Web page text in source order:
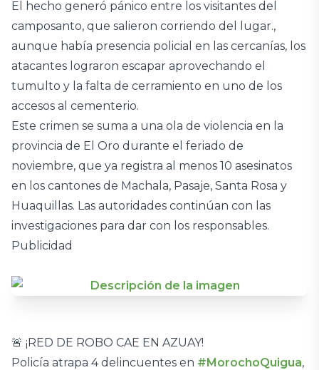
El hecho generó pánico entre los visitantes del
camposanto, que salieron corriendo del lugar.,
aunque había presencia policial en las cercanías, los
atacantes lograron escapar aprovechando el
tumulto y la falta de cerramiento en uno de los
accesos al cementerio.
Este crimen se suma a una ola de violencia en la
provincia de El Oro durante el feriado de
noviembre, que ya registra al menos 10 asesinatos
en los cantones de Machala, Pasaje, Santa Rosa y
Huaquillas. Las autoridades continúan con las
investigaciones para dar con los responsables.
Publicidad
🚨 ¡RED DE ROBO CAE EN AZUAY!
Policía atrapa 4 delincuentes en #MorochoQuigua,